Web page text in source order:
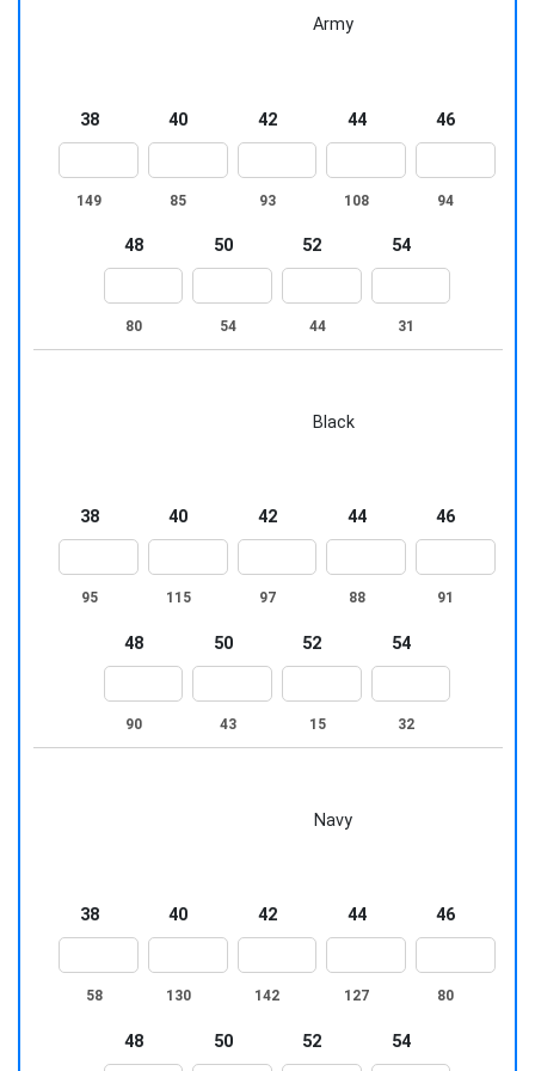
Army
38
149
40
85
42
93
44
108
46
94
48
80
50
54
52
44
54
31
Black
38
95
40
115
42
97
44
88
46
91
48
90
50
43
52
15
54
32
Navy
38
58
40
130
42
142
44
127
46
80
48 50 52 54